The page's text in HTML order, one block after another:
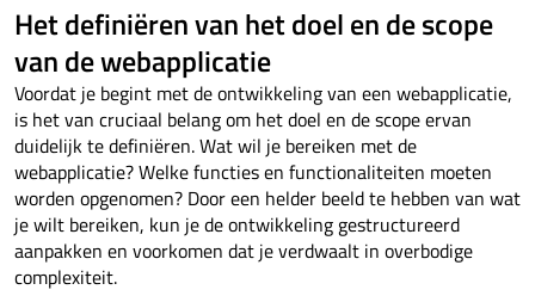
Het definiëren van het doel en de scope
van de webapplicatie
Voordat je begint met de ontwikkeling van een webapplicatie,
is het van cruciaal belang om het doel en de scope ervan
duidelijk te definiëren. Wat wil je bereiken met de
webapplicatie? Welke functies en functionaliteiten moeten
worden opgenomen? Door een helder beeld te hebben van wat
je wilt bereiken, kun je de ontwikkeling gestructureerd
aanpakken en voorkomen dat je verdwaalt in overbodige
complexiteit.